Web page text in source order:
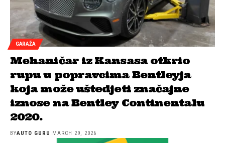
GARAŽA
Mehaničar iz Kansasa otkrio
rupu u popravcima Bentleyja
koja može uštedjeti značajne
iznose na Bentley Continentalu
2020.
BYAUTO GURU MARCH 29, 2026